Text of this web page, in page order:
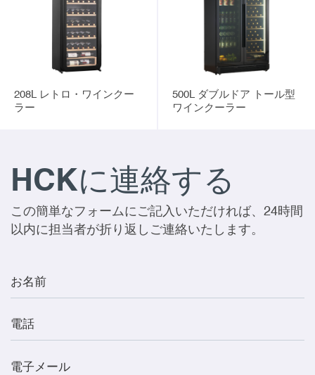
208L レトロ・ワインクー
ラー
500L ダブルドア トール型
ワインクーラー
HCKに連絡する
この簡単なフォームにご記入いただければ、24時間
以内に担当者が折り返しご連絡いたします。